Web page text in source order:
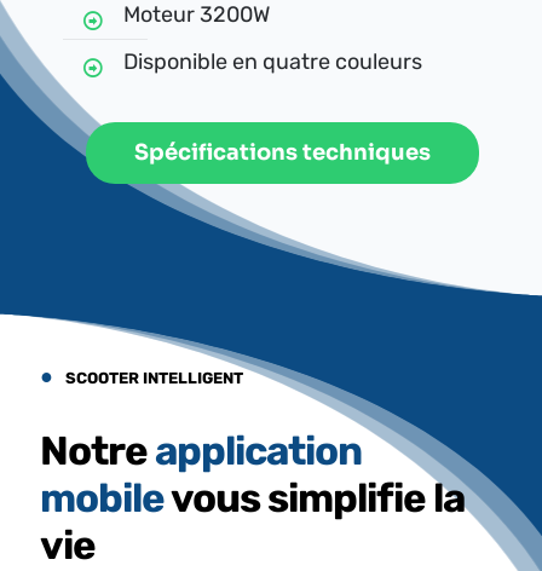
Moteur 3200W
Disponible en quatre couleurs
Spécifications techniques
● SCOOTER INTELLIGENT
Notreapplication
mobilevous simplifie la
vie